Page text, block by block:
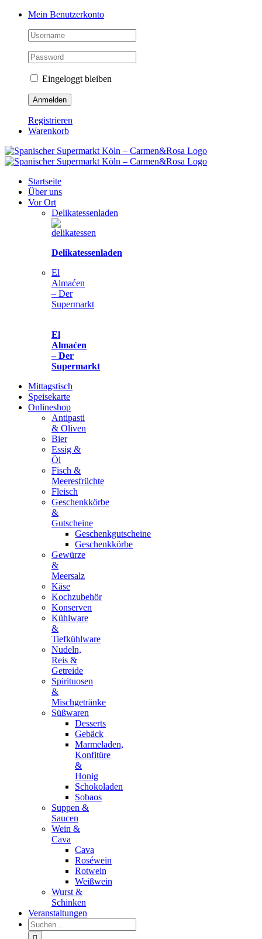
Zum
springen
Facebook
Instagram
Pinterest
Tiktok
YouTubeMein Benutzerkonto
Eingeloggt bleiben
Registrieren
Warenkorb
Startseite
Über uns
Vor Ort
Delikatessenladen
Delikatessenladen
El
Almaćen
– Der
Supermarkt
El
Almaćen
– Der
Supermarkt
Mittagstisch
Speisekarte
Onlineshop
Antipasti
& Oliven
Bier
Essig &
Öl
Fisch &
Meeresfrüchte
Fleisch
Geschenkkörbe
&
Gutscheine
Geschenkgutscheine
Geschenkkörbe
Gewürze
&
Meersalz
Käse
Kochzubehör
Konserven
Kühlware
&
Tiefkühlware
Nudeln,
Reis &
Getreide
Spirituosen
&
Mischgetränke
Süßwaren
Desserts
Gebäck
Marmeladen,
Konfitüre
&
Honig
Schokoladen
Sobaos
Suppen &
Saucen
Wein &
Cava
Cava
Roséwein
Rotwein
Weißwein
Wurst &
Schinken
Veranstaltungen
Suche
nach: